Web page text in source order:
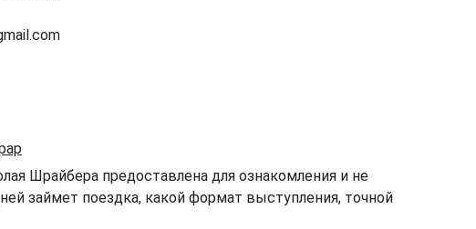
Шрайбера предоставлена для ознакомления и не
займет поездка, какой формат выступления, точной